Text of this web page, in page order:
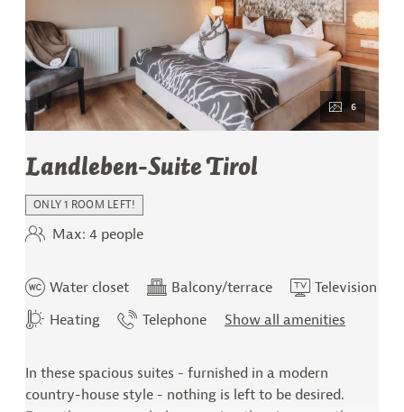
6
Landleben-Suite Tirol
ONLY 1 ROOM LEFT!
Max: 4 people
Water closet Balcony/terrace
Television
Heating
Telephone Show all amenities
In these spacious suites - furnished in a modern
country-house style - nothing is left to be desired.